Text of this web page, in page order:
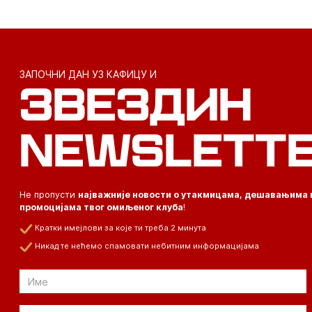
ЗАПОЧНИ ДАН УЗ КАФИЦУ И
ЗВЕЗДИН
Не пропусти најважније новости о утакмицама, дешавањима
промоцијама твог омиљеног клуба!
Кратки имејлови за које ти треба 2 минута
Никад те нећемо спамовати небитним информацијама
Email